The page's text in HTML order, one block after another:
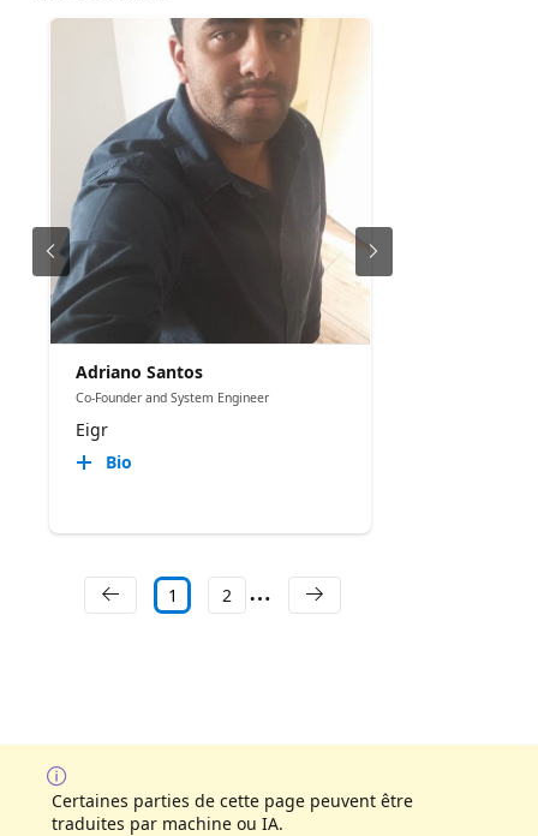
Adriano Santos
Co-Founder and System Engineer
Eigr
Bio
1 2
Certaines parties de cette page peuvent être
traduites par machine ou IA.